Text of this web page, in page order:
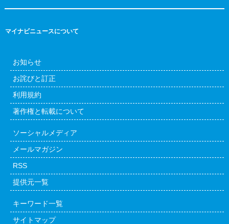
マイナビニュースについて
お知らせ
お詫びと訂正
利用規約
著作権と転載について
ソーシャルメディア
メールマガジン
RSS
提供元一覧
キーワード一覧
サイトマップ